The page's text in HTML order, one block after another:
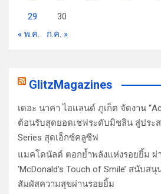
29
30
« พ.ค.
ก.ค. »
GlitzMagazines
เดอะ นาคา ไอแลนด์ ภูเก็ต จัดงาน
ต้อนรับสุดยอดเชฟระดับมิชลิน สู่ประส
Series สุดเอ็กซ์คลูซีฟ
แมคโดนัลด์ ตอกย้ำพลังแห่งรอยยิ้ม
‘McDonald’s Touch of Smile’ สนับ
สัมผัสความสุขผ่านรอยยิ้ม